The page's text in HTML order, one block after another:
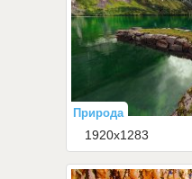
Природа
1920x1283